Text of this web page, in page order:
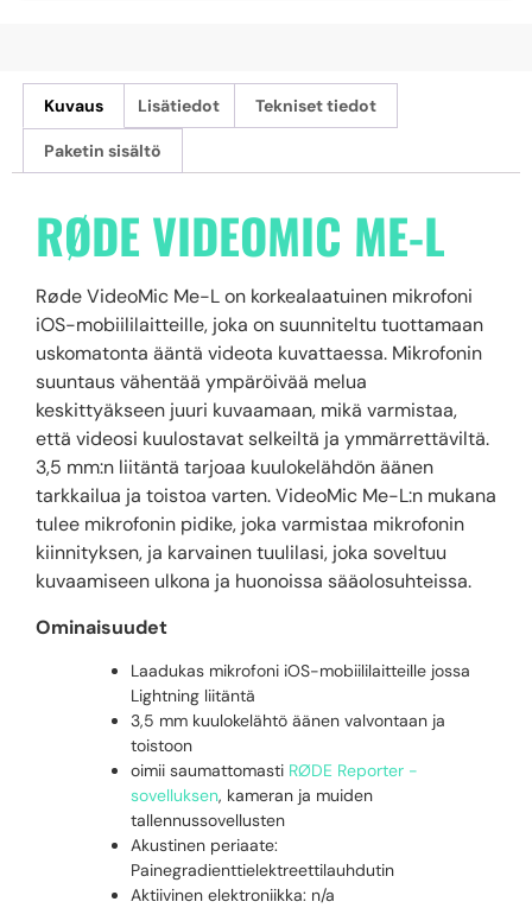
Kuvaus Lisätiedot Tekniset tiedot
Paketin sisältö
RØDE VIDEOMIC ME-L
Røde VideoMic Me-L on korkealaatuinen mikrofoni
iOS-mobiililaitteille, joka on suunniteltu tuottamaan
uskomatonta ääntä videota kuvattaessa. Mikrofonin
suuntaus vähentää ympäröivää melua
keskittyäkseen juuri kuvaamaan, mikä varmistaa,
että videosi kuulostavat selkeiltä ja ymmärrettäviltä.
3,5 mm:n liitäntä tarjoaa kuulokelähdön äänen
tarkkailua ja toistoa varten. VideoMic Me-L:n mukana
tulee mikrofonin pidike, joka varmistaa mikrofonin
kiinnityksen, ja karvainen tuulilasi, joka soveltuu
kuvaamiseen ulkona ja huonoissa sääolosuhteissa.
Ominaisuudet
Laadukas mikrofoni iOS-mobiililaitteille jossa
Lightning liitäntä
3,5 mm kuulokelähtö äänen valvontaan ja
toistoon
oimii saumattomasti RØDE Reporter -
sovelluksen, kameran ja muiden
tallennussovellusten
Akustinen periaate:
Painegradienttielektreettilauhdutin
Aktiivinen elektroniikka: n/a